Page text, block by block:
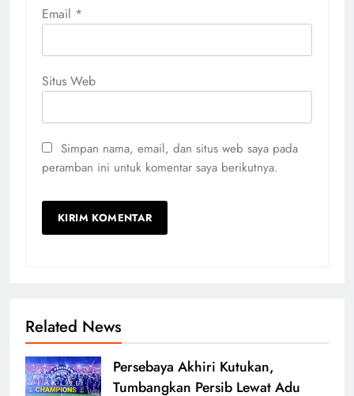
Email *
Situs Web
Simpan nama, email, dan situs web saya pada
peramban ini untuk komentar saya berikutnya.
Related News
Persebaya Akhiri Kutukan,
Tumbangkan Persib Lewat Adu